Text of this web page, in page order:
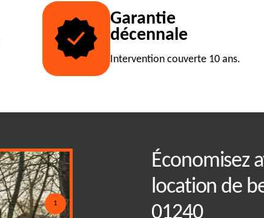
Garantie
décennale
Intervention couverte 10 ans.
l'élimination des
bennes
Économisez
location de
01240
1